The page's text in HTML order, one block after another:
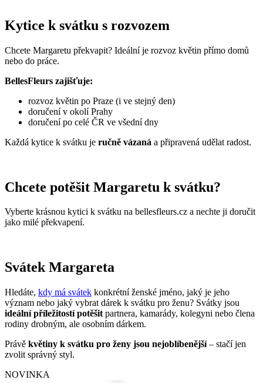
Kytice k svátku s rozvozem
Chcete Margaretu překvapit? Ideální je rozvoz květin přímo domů
nebo do práce.
BellesFleurs zajišťuje:
rozvoz květin po Praze (i ve stejný den)
doručení v okolí Prahy
doručení po celé ČR ve všední dny
Každá kytice k svátku je ručně vázaná a připravená udělat radost.
Chcete potěšit Margaretu k svátku?
Vyberte krásnou kytici k svátku na bellesfleurs.cz a nechte ji doručit
jako milé překvapení.
Svátek Margareta
Hledáte, kdy má svátek konkrétní ženské jméno, jaký je jeho
význam nebo jaký vybrat dárek k svátku pro ženu? Svátky jsou
ideální příležitostí potěšit partnera, kamarády, kolegyni nebo člena
rodiny drobným, ale osobním dárkem.
Právě květiny k svátku pro ženy jsou nejoblíbenější– stačí jen
zvolit správný styl.
NOVINKA